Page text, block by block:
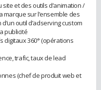
et des outils d’animation /
marque sur l’ensemble des
outil d’adserving custom
publicité
digitaux 360° (opérations
trafic, taux de lead
(chef de produit web et